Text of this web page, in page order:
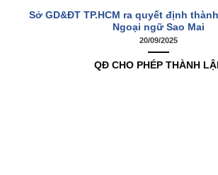
Sở GD&ĐT TP.HCM ra quyết định
Ngoại ngữ Sao Mai
20/09/2025
QĐ CHO PHÉP THÀNH